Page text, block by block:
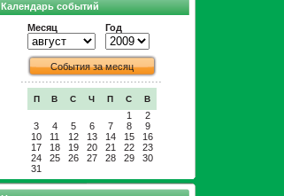
Календарь событий
Месяц
Год
События за месяц
П В С Ч П С В
1
2
3
4 5 6 7 8
9
10
11 12 13 14 15
16
17
18 19 20 21 22
23
24
25 26 27 28 29
30
31